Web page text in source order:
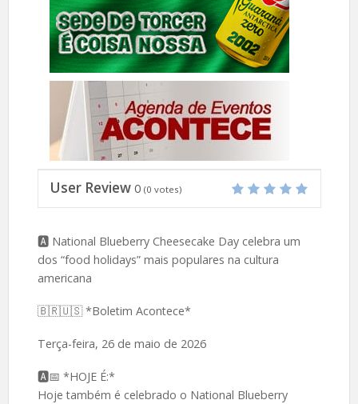
User Review 0 (0 votes)
🅰️ National Blueberry Cheesecake Day celebra um
dos “food holidays” mais populares na cultura
americana
🇧🇷🇺🇸 *Boletim Acontece*
Terça-feira, 26 de maio de 2026
🅰️📅 *HOJE É:*
Hoje também é celebrado o National Blueberry